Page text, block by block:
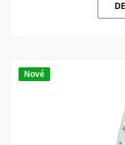
Nové